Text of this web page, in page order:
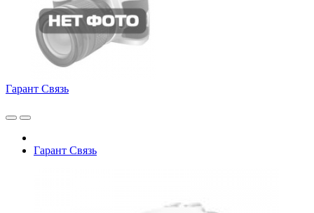
Гарант Связь
Гарант Связь